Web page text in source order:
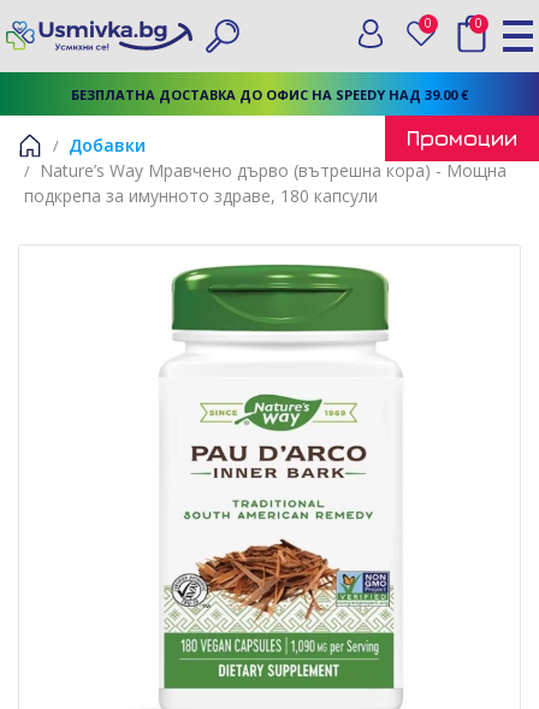
БЕЗПЛАТНА ДОСТАВКА ДО ОФИС НА SPEEDY НАД 39.00 €
Търси
Вход
0 Любими
0
Начало
Добавки
Nature’s Way Мравчено дърво (вътрешна кора) - Мощна
подкрепа за имунното здраве, 180 капсули
Промоции